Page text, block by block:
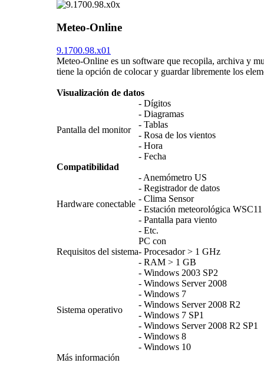
Meteo-Online
9.1700.98.x01
Meteo-Online es un software que recopila, archiva y
tiene la opción de colocar y guardar libremente los
Visualización de datos
Pantalla del monitor
- Dígitos
- Diagramas
- Tablas
- Rosa de los vientos
- Hora
- Fecha
Compatibilidad
Hardware conectable
- Anemómetro US
- Registrador de datos
- Clima Sensor
- Estación meteorológica WSC11
- Pantalla para viento
- Etc.
Requisitos del sistema
PC con
- Procesador > 1 GHz
- RAM > 1 GB
Sistema operativo
- Windows 2003 SP2
- Windows Server 2008
- Windows 7
- Windows Server 2008 R2
- Windows 7 SP1
- Windows Server 2008 R2 SP1
- Windows 8
- Windows 10
Más información